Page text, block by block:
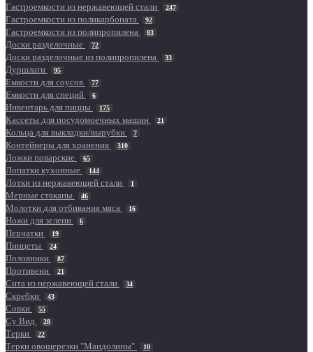
Гастроемкости из нержавеющей стали 247
Гастроемкости из поликарбоната 92
Гастроемкости из полипропилена 83
Доски разделочные 72
Доски разделочные из полипропилена 33
Дуршлаги 95
Емкости для соусов 77
Емкости для специй 6
Инвентарь для пиццы 175
Кассеты для посудомоечных машин 21
Кольца для выкладки/вырубки 7
Контейнеры для хранения 310
Ложки поварские 65
Лопатки кухонные 144
Лотки из нержавеющей стали 1
Мерные стаканы 46
Молотки для отбивания мяса 16
Ножи для зелени 6
Перчатки 19
Пинцеты 24
Половники 87
Противени 21
Сита из нержавеющей стали 34
Скребки 43
Совки 55
Су Вид 28
Терки 22
Терки овощерезки "Мандолины" 10